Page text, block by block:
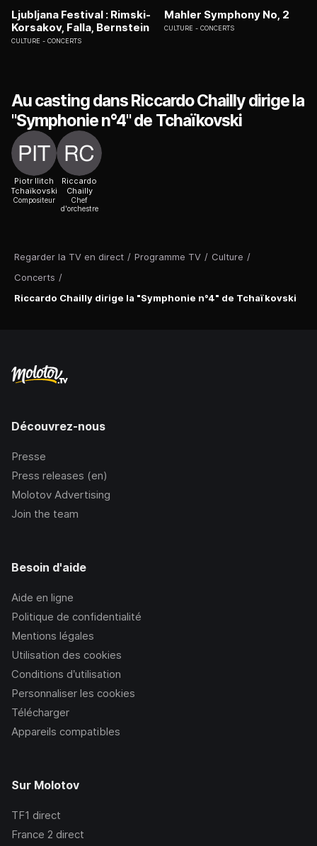
Regarder la TV en direct / Programme TV / Culture /
Concerts /
Riccardo Chailly dirige la "Symphonie n°4" de Tchaïkovski
Ljubljana Festival : Rimski-
Korsakov, Falla, Bernstein
CULTURE CONCERTS
Mahler Symphony No, 2
CULTURE CONCERTS
Au casting dans Riccardo Chailly dirige la
"Symphonie n°4" de Tchaïkovski
Piotr Ilitch
Tchaïkovski
Compositeur
Riccardo
Chailly
Chef
d'orchestre
Découvrez-nous
Presse
Press releases (en)
Molotov Advertising
Join the team
Besoin d'aide
Aide en ligne
Politique de confidentialité
Mentions légales
Utilisation des cookies
Conditions d’utilisation
Personnaliser les cookies
Télécharger
Appareils compatibles
Sur Molotov
TF1 direct
France 2 direct